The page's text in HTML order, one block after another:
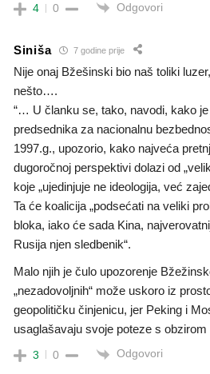
4 0 Odgovori
Siniša 7 godine prije
Nije onaj Bžešinski bio naš toliki
nešto….
“… U članku se, tako, navodi, kako
predsednika za nacionalnu
1997.g., upozorio, kako najveća
dugoročnoj perspektivi dolazi od
koje „ujedinjuje ne ideologija, već
Ta će koalicija „podsećati na veliki
bloka, iako će sada Kina,
Rusija njen sledbenik“.
Malo njih je čulo upozorenje
„nezadovoljnih“ može uskoro iz
geopolitičku činjenicu, jer Peking i
usaglašavaju svoje poteze s
3 0 Odgovori